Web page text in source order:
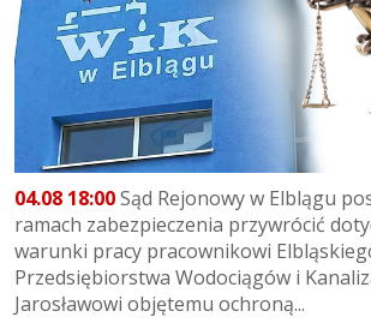
04.08 18:00Sąd Rejonowy w Elblągu
ramach zabezpieczenia przywrócić
warunki pracy pracownikowi
Przedsiębiorstwa Wodociągów i
Jarosławowi objętemu ochroną...